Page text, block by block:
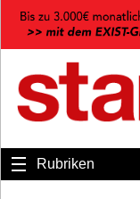
Rubriken